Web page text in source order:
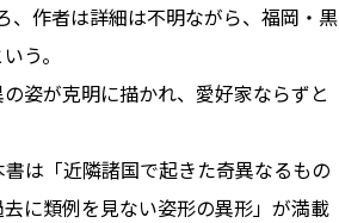
作者は詳細は不明ながら、福岡・黒
う。
姿が克明に描かれ、愛好家ならずと
は「近隣諸国で起きた奇異なるもの
に類例を見ない姿形の異形」が満載